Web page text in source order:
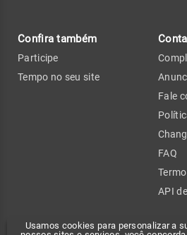
Usamos cookies para personalizar a
Confira também
Participe
Tempo no seu site
Fale
FAQ
API